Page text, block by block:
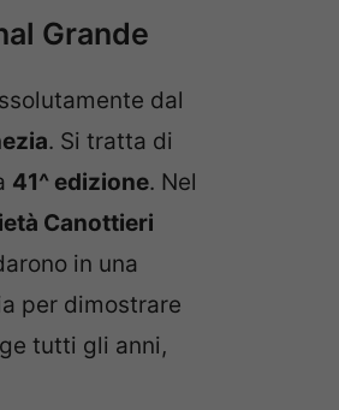
Grande
dal
. Si tratta di
41^ edizione. Nel
Canottieri
in una
per dimostrare
tutti gli anni,